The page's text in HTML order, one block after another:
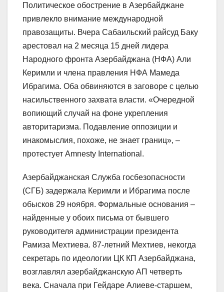
Политическое обострение в Азербайджане
привлекло внимание международной
правозащиты. Вчера Сабаильский райсуд Баку
арестовал на 2 месяца 15 дней лидера
Народного фронта Азербайджана (НФА) Али
Керимли и члена правления НФА Мамеда
Ибрагима. Оба обвиняются в заговоре с целью
насильственного захвата власти. «Очередной
вопиющий случай на фоне укрепления
авторитаризма. Подавление оппозиции и
инакомыслия, похоже, не знает границ», –
протестует Amnesty International.
Азербайджанская Служба госбезопасности
(СГБ) задержала Керимли и Ибрагима после
обысков 29 ноября. Формальные основания –
найденные у обоих письма от бывшего
руководителя администрации президента
Рамиза Мехтиева. 87-летний Мехтиев, некогда
секретарь по идеологии ЦК КП Азербайджана,
возглавлял азербайджанскую АП четверть
века. Сначала при Гейдаре Алиеве-старшем,